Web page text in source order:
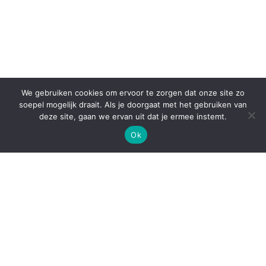
We gebruiken cookies om ervoor te zorgen dat onze site zo
soepel mogelijk draait. Als je doorgaat met het gebruiken van
deze site, gaan we ervan uit dat je ermee instemt.
Ok